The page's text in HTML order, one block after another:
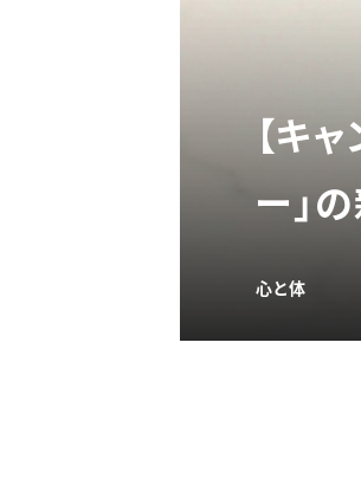
【キ
ー」
心と体